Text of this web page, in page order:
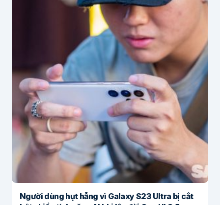
Người dùng hụt hẫng vì Galaxy S23 Ultra bị cắt